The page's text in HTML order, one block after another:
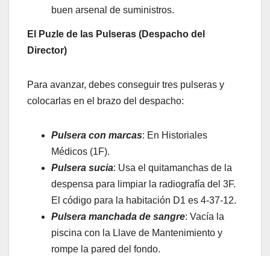
buen arsenal de suministros.
El Puzle de las Pulseras (Despacho del
Director)
Para avanzar, debes conseguir tres pulseras y
colocarlas en el brazo del despacho:
Pulsera con marcas: En Historiales
Médicos (1F).
Pulsera sucia: Usa el quitamanchas de la
despensa para limpiar la radiografía del 3F.
El código para la habitación D1 es 4-37-12.
Pulsera manchada de sangre: Vacía la
piscina con la Llave de Mantenimiento y
rompe la pared del fondo.